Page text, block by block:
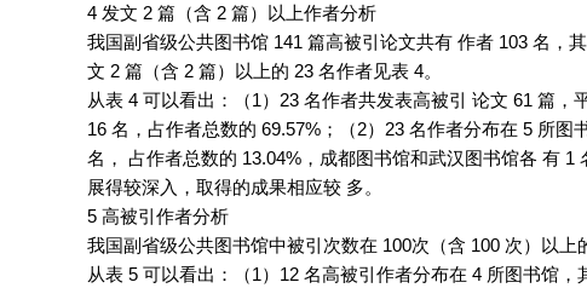
4 发文 2 篇（含 2 篇）以上作者分析
我国副省级公共图书馆 141 篇高被引论文共有 作者 103 名，
文 2 篇（含 2 篇）以上的 23 名作者见表 4。
从表 4 可以看出：（1）23 名作者共发表高被引 论文 61 篇
16 名，占作者总数的 69.57%；（2）23 名作者分布在 5 所
名， 占作者总数的 13.04%，成都图书馆和武汉图书馆各 有
展得较深入，取得的成果相应较 多。
5 高被引作者分析
我国副省级公共图书馆中被引次数在 100次（含 100 次）以上
从表 5 可以看出：（1）12 名高被引作者分布在 4 所图书馆